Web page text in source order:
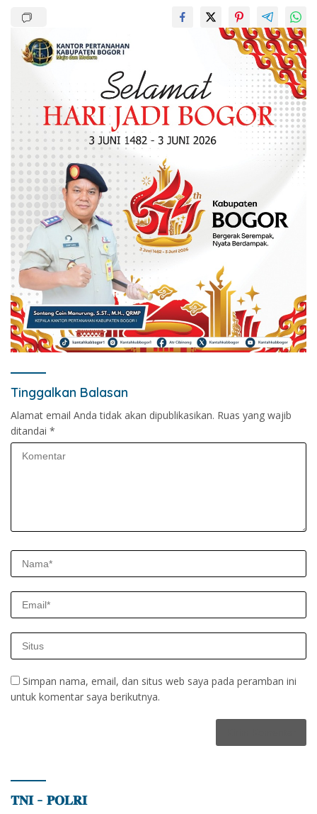
Tinggalkan Balasan
Alamat email Anda tidak akan dipublikasikan. Ruas yang wajib
ditandai *
Simpan nama, email, dan situs web saya pada peramban ini
untuk komentar saya berikutnya.
𝐓𝐍𝐈 – 𝐏𝐎𝐋𝐑𝐈